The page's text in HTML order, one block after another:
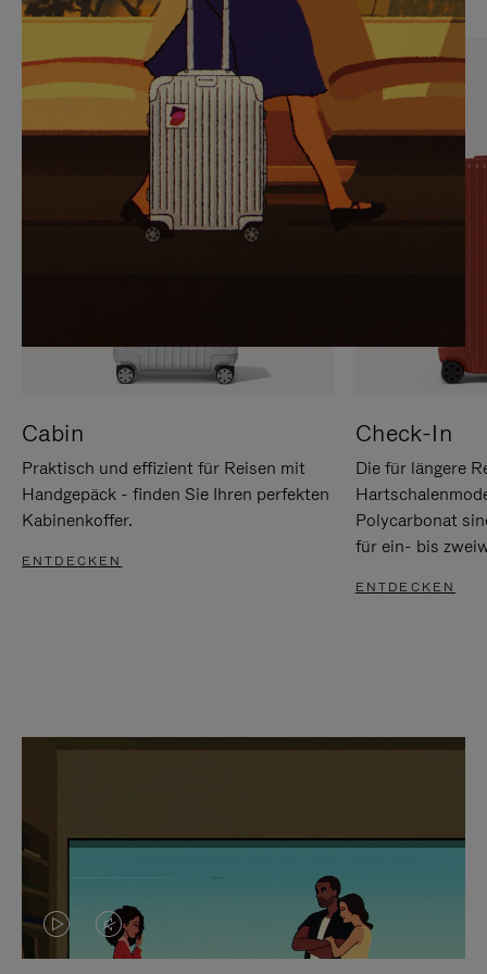
SIE,
UM
ANZUHALTEN
AUFHEBEN
DER
STUMMSCHALTUNG
Cabin
Praktisch und effizient für Reisen mit
Handgepäck - finden Sie Ihren perfekten
Kabinenkoffer.
ENTDECKEN
Check-In
Die für längere
Polycarbonat
für ein- bis
ENTDECKEN
DASVIDEO